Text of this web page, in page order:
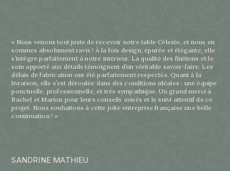
« Nous venons tout juste de recevoir notre table Céleste, et nous en
sommes absolument ravis ! À la fois design, épurée et élégante, elle
s’intègre parfaitement à notre intérieur. La qualité des finitions et le
soin apporté aux détails témoignent d’un véritable savoir-faire. Les
délais de fabrication ont été parfaitement respectés. Quant à la
livraison, elle s’est déroulée dans des conditions idéales : une équipe
ponctuelle, professionnelle, et très sympathique. Un grand merci à
Rachel et Marion pour leurs conseils avisés et le suivi attentif de ce
projet. Nous souhaitons à cette jolie entreprise française une belle
continuation ! »
SANDRINE MATHIEU